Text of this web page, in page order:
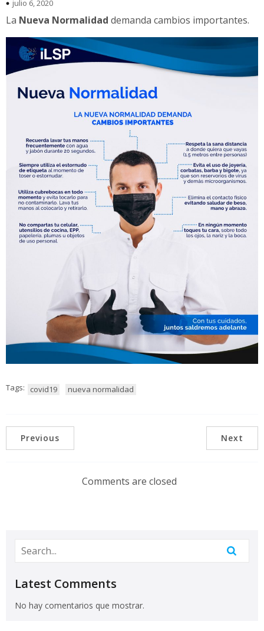
julio 6, 2020
La Nueva Normalidad demanda cambios importantes.
Tags: covid19 nueva normalidad
Previous Next
Comments are closed
Latest Comments
No hay comentarios que mostrar.